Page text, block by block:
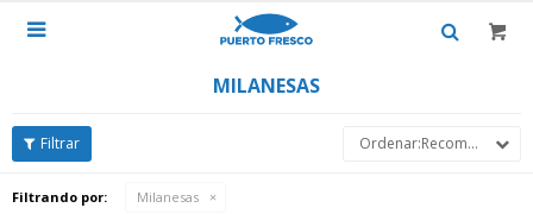

MILANESAS
Recomendados
Filtrando por: Milanesas